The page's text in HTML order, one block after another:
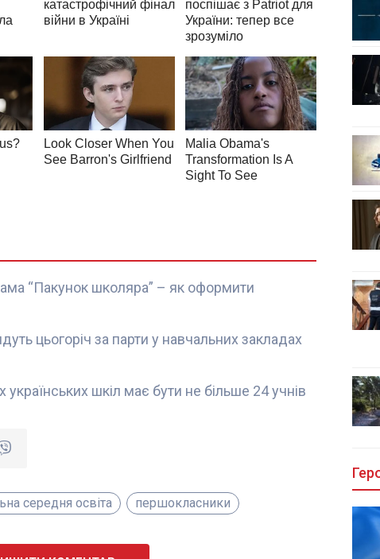
“Пакунок школяра” – як оформити
цьогоріч за парти у навчальних закладах
шкіл має бути не більше 24 учнів
середня освіта першокласники